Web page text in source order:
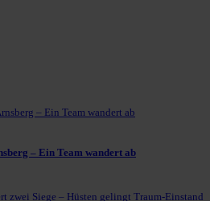
– Ein Team wandert ab